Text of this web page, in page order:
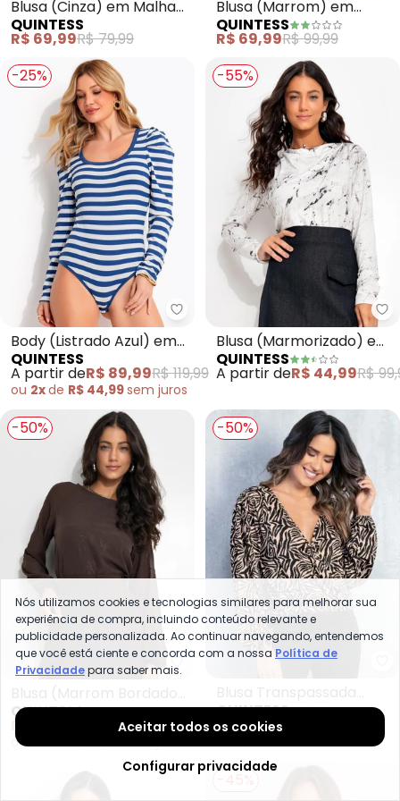
Blusa (Cinza) em Malha
Fria
QUINTESS
R$ 69,99R$ 79,99
Blusa (Marrom) em
Malha Canelada
QUINTESS
R$ 69,99R$ 99,99
-25%
Quintess - Body (Listrado Azul)
Body (Listrado Azul) em
Malha Canelada
QUINTESS
A partir deR$ 89,99R$ 119,99
ou 2xde R$ 44,99sem juros
-55%
Blusa (Marmorizado) em
Poliflex
QUINTESS
A partir deR$ 44,99R$
-50%
Quintess - Blusa (Marrom
em Chiffon
QUINTESS
R$ 79,99 R$ 159,99
ou
-50%
(Zebra Rosa) Mangas
Bufantes
QUINTESS
R$ 54,99R$ 109,99
Nós utilizamos cookies e tecnologias similares para melhorar sua
experiência de compra, incluindo conteúdo relevante e
publicidade personalizada. Ao continuar navegando, entendemos
que você está ciente e concorda com a nossa Política de
Privacidadepara saber mais.
Aceitar todos os cookies
Configurar privacidade